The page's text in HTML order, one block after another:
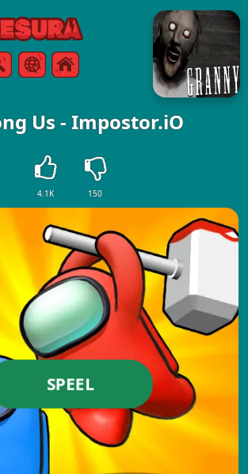
Online Games
Menu
Us - Impostor.iO
4.1K 150
SPEEL